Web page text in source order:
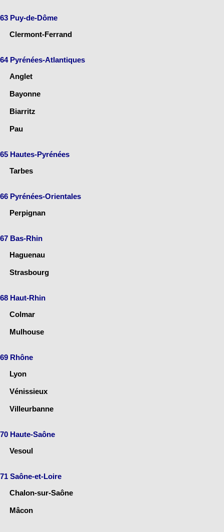
63 Puy-de-Dôme
Clermont-Ferrand
64 Pyrénées-Atlantiques
Anglet
Bayonne
Biarritz
Pau
65 Hautes-Pyrénées
Tarbes
66 Pyrénées-Orientales
Perpignan
67 Bas-Rhin
Haguenau
Strasbourg
68 Haut-Rhin
Colmar
Mulhouse
69 Rhône
Lyon
Vénissieux
Villeurbanne
70 Haute-Saône
Vesoul
71 Saône-et-Loire
Chalon-sur-Saône
Mâcon